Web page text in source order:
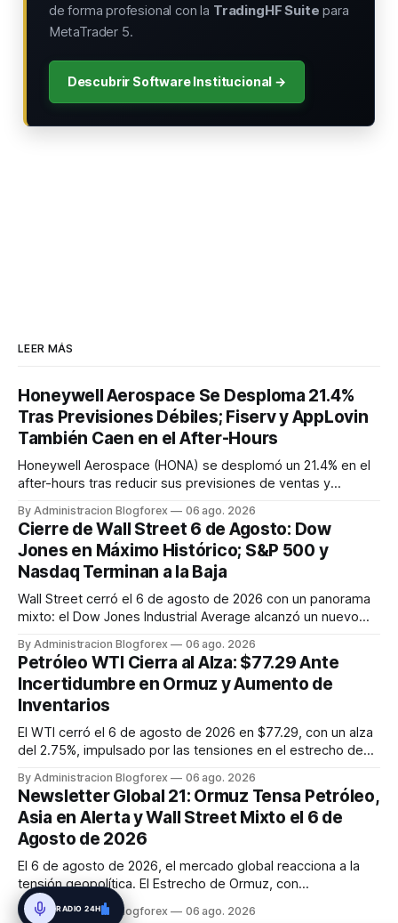
de forma profesional con la TradingHF Suite para
MetaTrader 5.
Descubrir Software Institucional →
LEER MÁS
Honeywell Aerospace Se Desploma 21.4%
Tras Previsiones Débiles; Fiserv y AppLovin
También Caen en el After-Hours
Honeywell Aerospace (HONA) se desplomó un 21.4% en el
after-hours tras reducir sus previsiones de ventas y
en sus pronósticos anuales, y AppLovin (APP) bajó un 19.3%
tras no alcanzar las estimaciones de ingresos. SanDisk
(SNDK) tambié...
By Administracion Blogforex 06 ago. 2026
Cierre de Wall Street 6 de Agosto: Dow
Jones en Máximo Histórico; S&P 500 y
Nasdaq Terminan a la Baja
Wall Street cerró el 6 de agosto de 2026 con un panorama
mixto: el Dow Jones Industrial Average alcanzó un nuevo
que el S&P 500 retrocedió un 0.2% a 7,723.55 y el Nasdaq
Composite cayó un 0.8% a 26,363.44, afectado por la
debilidad de las a...
By Administracion Blogforex 06 ago. 2026
Petróleo WTI Cierra al Alza: $77.29 Ante
Incertidumbre en Ormuz y Aumento de
Inventarios
El WTI cerró el 6 de agosto de 2026 en $77.29, con un alza
del 2.75%, impulsado por las tensiones en el estrecho de
de crudo de EE. UU.
By Administracion Blogforex 06 ago. 2026
Newsletter Global 21: Ormuz Tensa Petróleo,
Asia en Alerta y Wall Street Mixto el 6 de
Agosto de 2026
El 6 de agosto de 2026, el mercado global reacciona a la
tensión geopolítica. El Estrecho de Ormuz, con
negociaciones Irán-Omán, influye en la volatilidad del
petróleo (WTI en $76.27, Brent en $80.28). Asia-Pacífico se
By Administracion Blogforex 06 ago. 2026
RADIO 24H